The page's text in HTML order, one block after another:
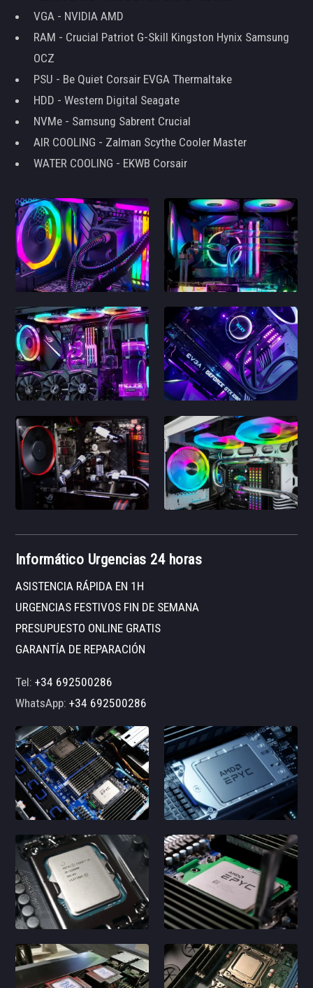
VGA - NVIDIA AMD
RAM - Crucial Patriot G-Skill Kingston Hynix Samsung
OCZ
PSU - Be Quiet Corsair EVGA Thermaltake
HDD - Western Digital Seagate
NVMe - Samsung Sabrent Crucial
AIR COOLING - Zalman Scythe Cooler Master
WATER COOLING - EKWB Corsair
Informático Urgencias 24 horas
ASISTENCIA RÁPIDA EN 1H
URGENCIAS FESTIVOS FIN DE SEMANA
PRESUPUESTO ONLINE GRATIS
GARANTÍA DE REPARACIÓN
Tel:+34 692500286
WhatsApp:+34 692500286